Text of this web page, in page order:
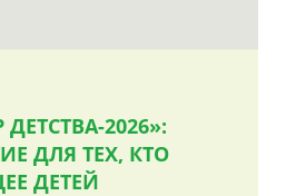
2026»:
ДЛЯ ТЕХ, КТО
ДЕТЕЙ